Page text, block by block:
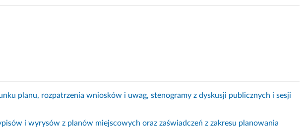
planu, rozpatrzenia wniosków i uwag, stenogramy z dyskusji publicznych i sesji
i wyrysów z planów miejscowych oraz zaświadczeń z zakresu planowania